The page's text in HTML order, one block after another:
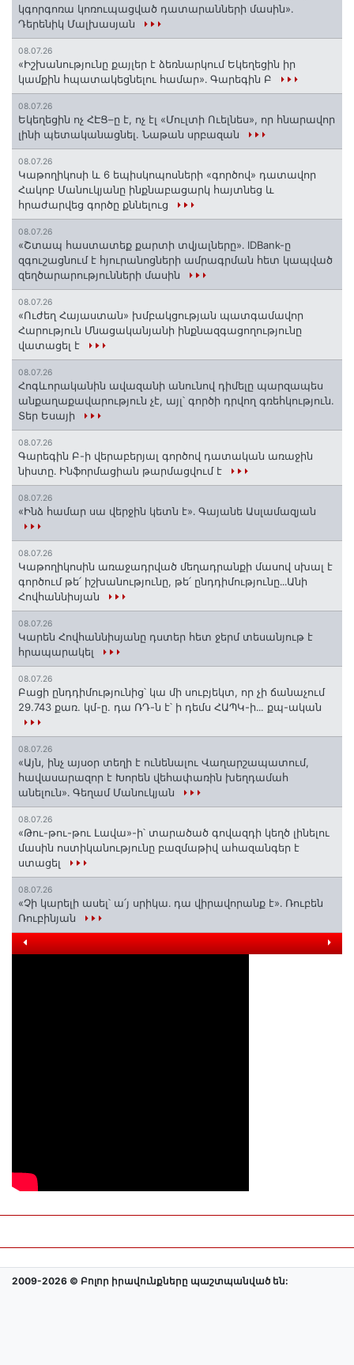
կգորգոռա կոռուպացված դատարանների մասին».
Դերենիկ Մալխասյան
08.07.26
«Իշխանությունը քայլեր է ձեռնարկում Եկեղեցին իր
կամքին հպատակեցնելու համար»․ Գարեգին Բ
08.07.26
Եկեղեցին ոչ ՀԷՑ–ը է, ոչ էլ «Մուլտի Ուելնես», որ հնարավոր
լինի պետականացնել. Նաթան սրբազան
08.07.26
️Կաթողիկոսի և 6 եպիսկոպոսների «գործով» դատավոր
Հակոբ Մանուկյանը ինքնաբացարկ հայտնեց և
հրաժարվեց գործը քննելուց
08.07.26
«Շտապ հաստատեք քարտի տվյալները»․ IDBank-ը
զգուշացնում է հյուրանոցների ամրագրման հետ կապված
զեղծարարությունների մասին
08.07.26
«Ուժեղ Հայաստան» խմբակցության պատգամավոր
Հարություն Մնացականյանի ինքնազգացողությունը
վատացել է
08.07.26
Հոգևորականին ավազանի անունով դիմելը պարզապես
անքաղաքավարություն չէ, այլ՝ գործի դրվող գռեհկություն.
Տեր Եսայի
08.07.26
Գարեգին Բ-ի վերաբերյալ գործով դատական առաջին
նիստը․ Ինֆորմացիան թարմացվում է
08.07.26
«Ինձ համար սա վերջին կետն է»․ Գայանե Ասլամազյան
08.07.26
Կաթողիկոսին առաջադրված մեղադրանքի մասով սխալ է
գործում թե՛ իշխանությունը, թե՛ ընդդիմությունը․․․Անի
Հովհաննիսյան
08.07.26
Կարեն Հովհաննիսյանը դստեր հետ ջերմ տեսանյութ է
հրապարակել
08.07.26
Բացի ընդդիմությունից՝ կա մի սուբյեկտ, որ չի ճանաչում
29.743 քառ. կմ-ը. դա ՌԴ-ն է՝ ի դեմս ՀԱՊԿ-ի․․. քպ-ական
08.07.26
«Այն, ինչ այսօր տեղի է ունենալու Վաղարշապատում,
հավասարազոր է Խորեն վեհափառին խեղդամահ
անելուն»․ Գեղամ Մանուկյան
08.07.26
«Թու-թու-թու Լավա»-ի՝ տարածած գովազդի կեղծ լինելու
մասին ոստիկանությունը բազմաթիվ ահազանգեր է
ստացել
08.07.26
«Չի կարելի ասել՝ ա՛յ սրիկա․ դա վիրավորանք է»․ Ռուբեն
Ռուբինյան
2009-2026 © Բոլոր իրավունքները պաշտպանված են: